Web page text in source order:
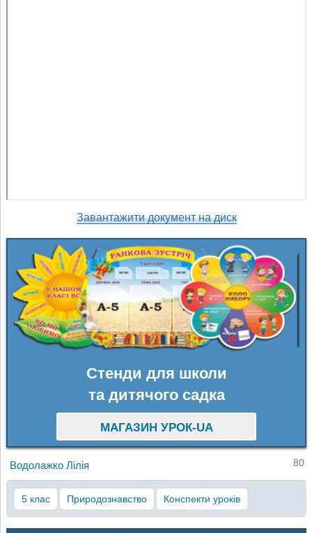
Завантажити документ на диск
Стенди для школи
та дитячого садка
МАГАЗИН УРОК-UA
Водолажко Лілія 80
5 клас Природознавство Конспекти уроків